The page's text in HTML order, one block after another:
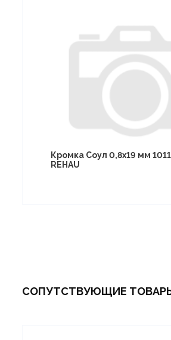
Кромка Соул 0,8х19 мм
REHAU
СОПУТСТВУЮЩИЕ